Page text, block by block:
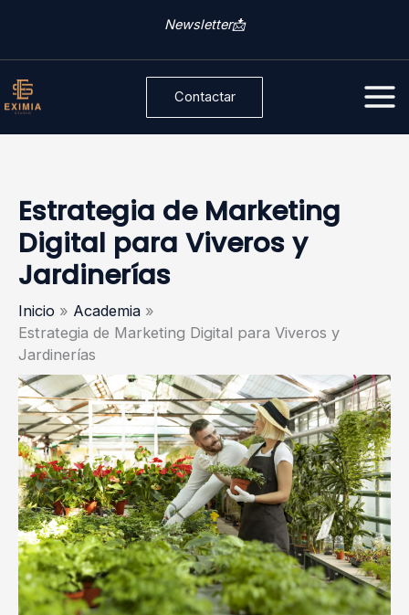
contenido
Newsletter📩
Contactar
Estrategia de Marketing
Digital para Viveros y
Jardinerías
Inicio
Academia
Estrategia de Marketing Digital para Viveros y
Jardinerías
e
g
í
a
s